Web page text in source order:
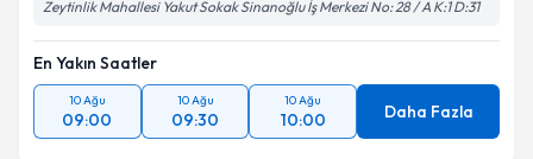
Zeytinlik Mahallesi Yakut Sokak Sinanoğlu İş Merkezi No: 28 / A K:1 D:31
En Yakın Saatler
10 Ağu
09:00
10 Ağu
09:30
10 Ağu
10:00 Daha Fazla